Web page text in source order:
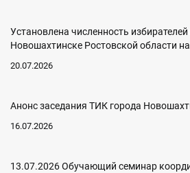
Установлена численность избирателей
Новошахтинске Ростовской области
20.07.2026
Анонс заседания ТИК города
16.07.2026
13.07.2026 Обучающий семинар